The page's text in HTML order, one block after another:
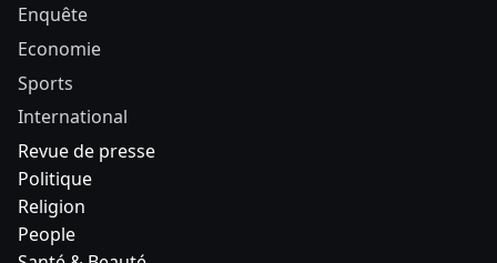
Enquête
Economie
Sports
International
Revue de presse
Politique
Religion
People